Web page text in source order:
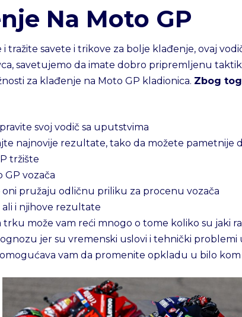
Na Moto GP
tražite savete i trikove za bolje klađenje, ovaj
savetujemo da imate dobro pripremljenu
za klađenje na Moto GP kladionica. Zbog
svoj vodič sa uputstvima
najnovije rezultate, tako da možete pametnije
tržište
vozača
pružaju odličnu priliku za procenu vozača
i njihove rezultate
može vam reći mnogo o tome koliko su jaki
jer su vremenski uslovi i tehnički
vam da promenite opkladu u bilo